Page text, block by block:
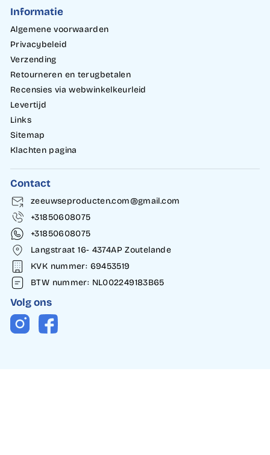
Informatie
Algemene voorwaarden
Privacybeleid
Verzending
Retourneren en terugbetalen
Recensies via webwinkelkeurleid
Levertijd
Links
Sitemap
Klachten pagina
Contact
zeeuwseproducten.com@gmail.com
+31850608075
+31850608075
Langstraat 16- 4374AP Zoutelande
KVK nummer: 69453519
BTW nummer: NL002249183B65
Volg ons